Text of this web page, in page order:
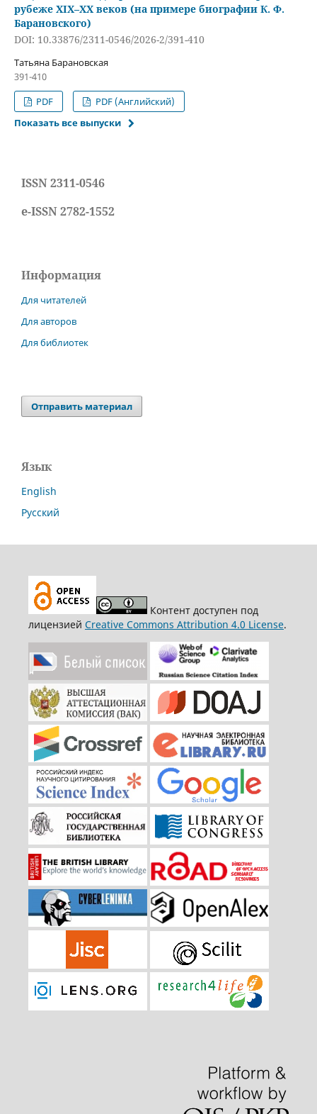
рубеже XIX–XX веков (на примере биографии К. Ф.
Барановского)
DOI: 10.33876/2311-0546/2026-2/391-410
Татьяна Барановская
391-410
PDF
PDF (Английский)
Показать все выпуски
ISSN 2311-0546
e-ISSN 2782-1552
Информация
Для читателей
Для авторов
Для библиотек
Отправить материал
Язык
English
Русский
Контент доступен под
лицензией Creative Commons Attribution 4.0 License.